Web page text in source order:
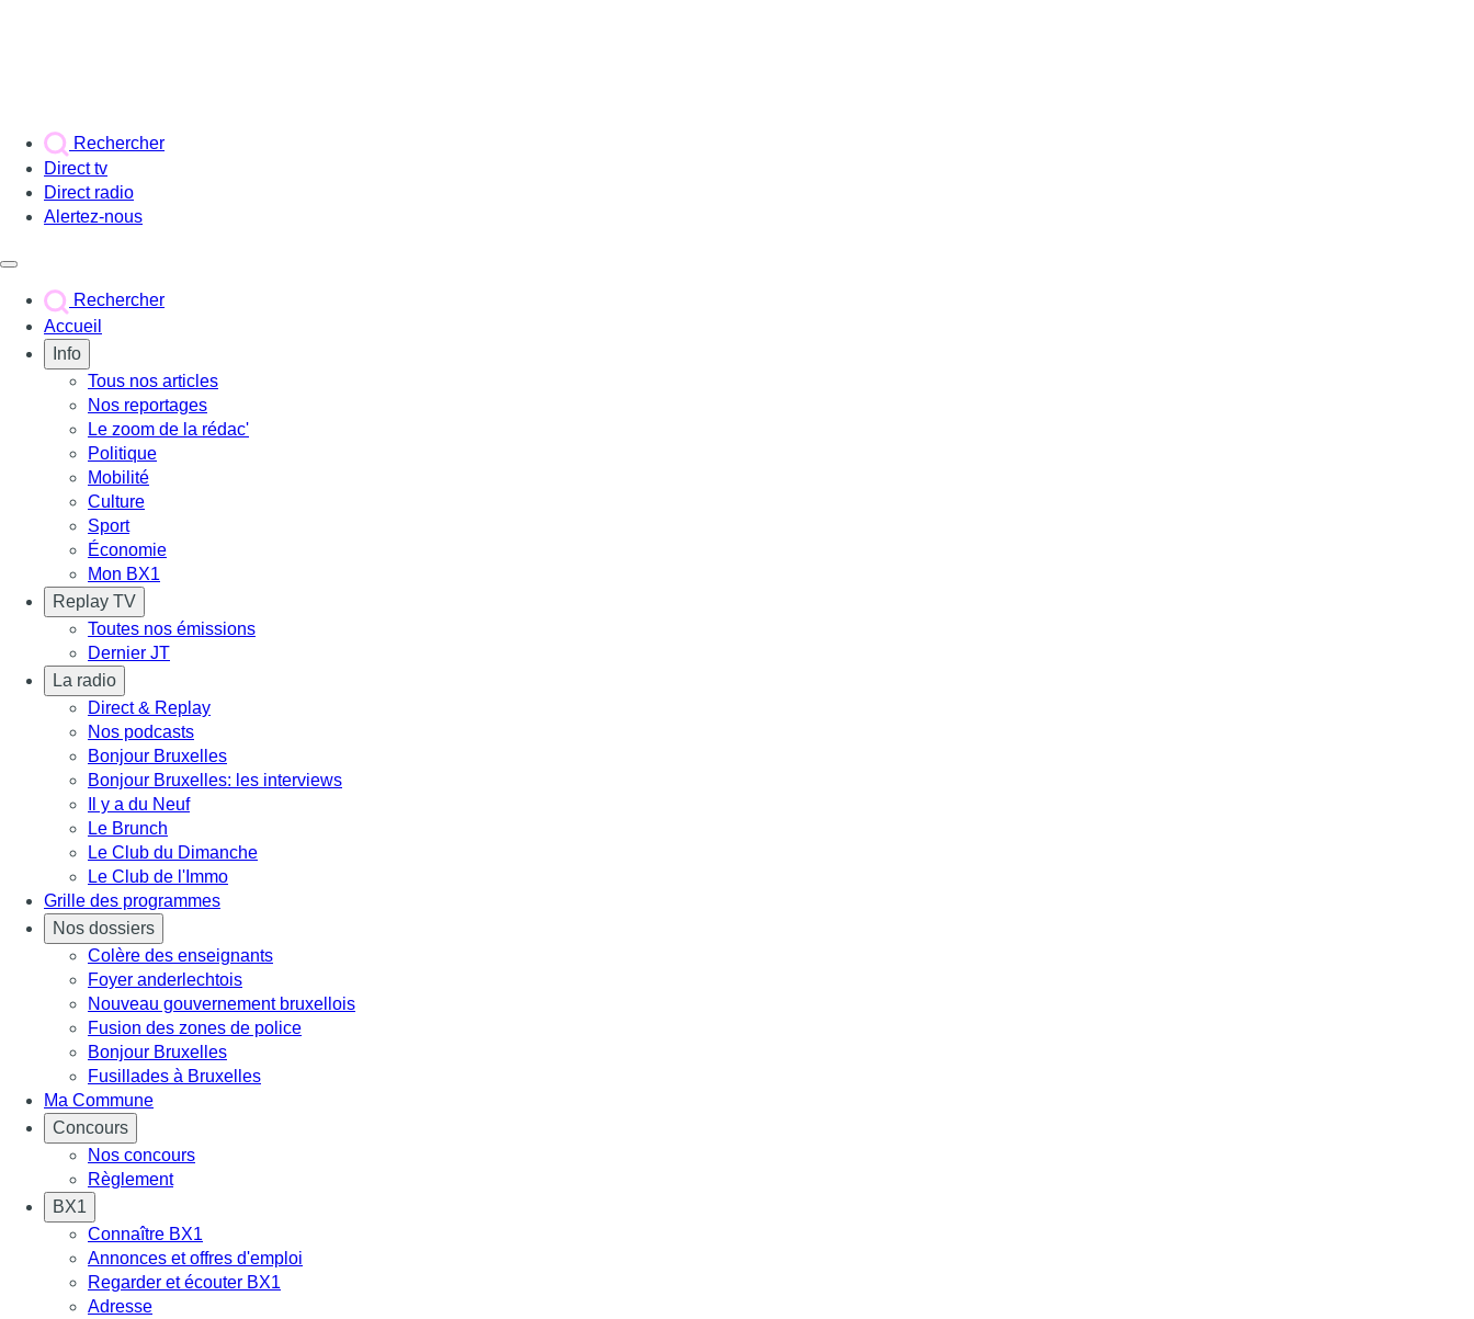
Rechercher
Direct tv
Direct radio
Alertez-nous
Rechercher
Accueil
Info
Tous nos articles
Nos reportages
Le zoom de la rédac'
Politique
Mobilité
Culture
Sport
Économie
Mon BX1
Replay TV
Toutes nos émissions
Dernier JT
La radio
Direct & Replay
Nos podcasts
Bonjour Bruxelles
Bonjour Bruxelles: les interviews
Il y a du Neuf
Le Brunch
Le Club du Dimanche
Le Club de l'Immo
Grille des programmes
Nos dossiers
Colère des enseignants
Foyer anderlechtois
Nouveau gouvernement bruxellois
Fusion des zones de police
Bonjour Bruxelles
Fusillades à Bruxelles
Ma Commune
Concours
Nos concours
Règlement
BX1
Connaître BX1
Annonces et offres d'emploi
Regarder et écouter BX1
Adresse